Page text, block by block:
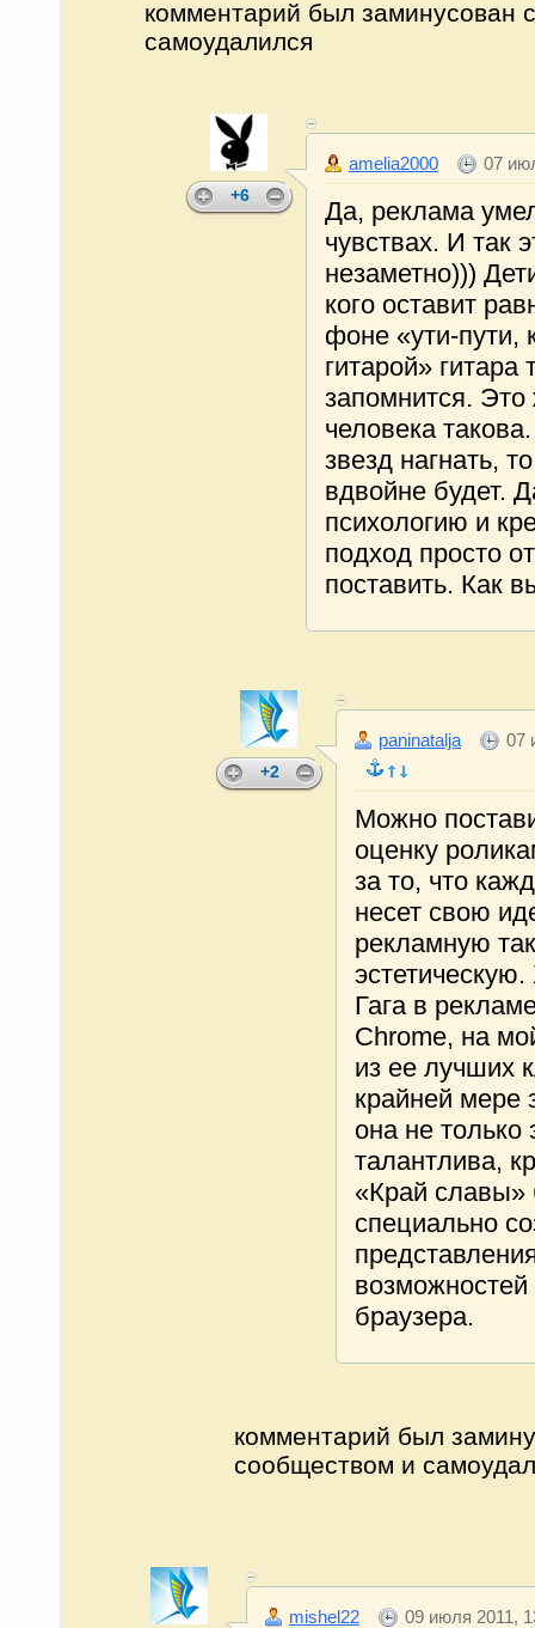
комментарий был заминусован
самоудалился
+6
amelia2000 07
Да, реклама
чувствах. И так
незаметно)))
кого оставит
фоне «ути-
гитарой» гитара
запомнится. Это
человека
звезд нагнать,
вдвойне будет.
психологию и
подход просто
поставить. Как
+2
paninatalja 07
Можно
оценку
за то, что
несет свою
рекламную
Гага в
Chrome, на
из ее лучших
крайней мере
она не только
талантлива,
«Край славы»
специально
возможностей
браузера.
комментарий был
сообществом и
mishel22 09 июля 2011,